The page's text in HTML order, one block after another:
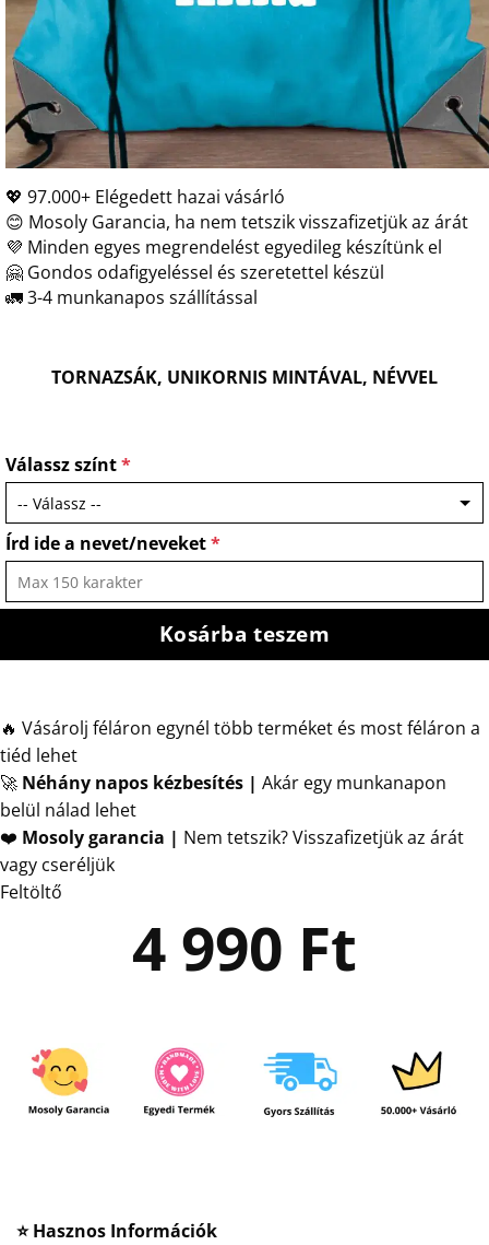
💖 97.000+ Elégedett hazai vásárló
😊 Mosoly Garancia, ha nem tetszik visszafizetjük az árát
💜 Minden egyes megrendelést egyedileg készítünk el
🤗 Gondos odafigyeléssel és szeretettel készül
🚛 3-4 munkanapos szállítással
TORNAZSÁK, UNIKORNIS MINTÁVAL, NÉVVEL
Válassz színt*
Írd ide a nevet/neveket*
Kosárba teszem
🔥 Vásárolj féláron egynél több terméket és most féláron a
tiéd lehet
🚀 Néhány napos kézbesítés | Akár egy munkanapon
belül nálad lehet
❤️ Mosoly garancia | Nem tetszik? Visszafizetjük az árát
vagy cseréljük
Feltöltő
4 990 Ft
⭐ Hasznos Információk